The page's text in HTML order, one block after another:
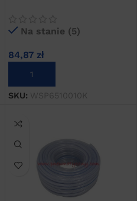
Na stanie (5)
84,87 zł
DODAJ DO KOSZYKA
SKU: WSP6510010K